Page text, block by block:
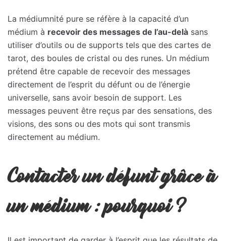
La médiumnité pure se réfère à la capacité d’un
médium à recevoir des messages de l’au-delà sans
utiliser d’outils ou de supports tels que des cartes de
tarot, des boules de cristal ou des runes. Un médium
prétend être capable de recevoir des messages
directement de l’esprit du défunt ou de l’énergie
universelle, sans avoir besoin de support. Les
messages peuvent être reçus par des sensations, des
visions, des sons ou des mots qui sont transmis
directement au médium.
Contacter un défunt grâce à
un médium : pourquoi ?